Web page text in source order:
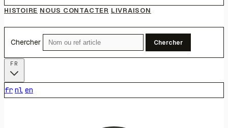
HISTOIRE NOUS CONTACTER LIVRAISON
Chercher Chercher
fr nl en